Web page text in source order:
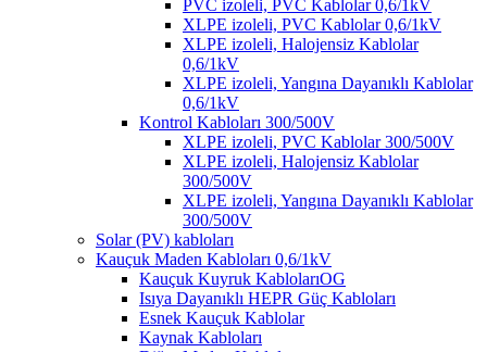
PVC izoleli, PVC Kablolar 0,6/1kV
XLPE izoleli, PVC Kablolar 0,6/1kV
XLPE izoleli, Halojensiz Kablolar
0,6/1kV
XLPE izoleli, Yangına Dayanıklı Kablolar
0,6/1kV
Kontrol Kabloları 300/500V
XLPE izoleli, PVC Kablolar 300/500V
XLPE izoleli, Halojensiz Kablolar
300/500V
XLPE izoleli, Yangına Dayanıklı Kablolar
300/500V
Solar (PV) kabloları
Kauçuk Maden Kabloları 0,6/1kV
Kauçuk Kuyruk KablolarıOG
Isıya Dayanıklı HEPR Güç Kabloları
Esnek Kauçuk Kablolar
Kaynak Kabloları